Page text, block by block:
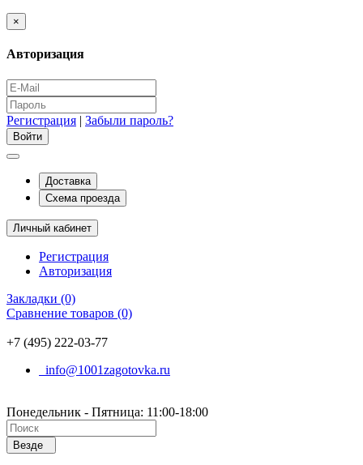
×
Авторизация
Регистрация | Забыли пароль?
Доставка
Схема проезда
Личный кабинет
Регистрация
Авторизация
Закладки (0)
Сравнение товаров (0)
+7 (495) 222-03-77
info@1001zagotovka.ru
Понедельник - Пятница: 11:00-18:00
Везде